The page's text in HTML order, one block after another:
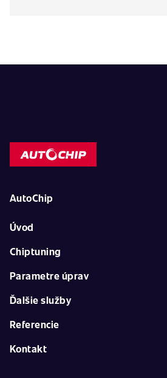
AutoChip
Úvod
Chiptuning
Parametre úprav
Ďalšie služby
Referencie
Kontakt